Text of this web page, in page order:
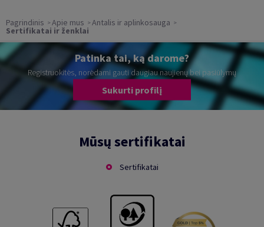
Pagrindinis Apie mus Antalis ir aplinkosauga
Sertifikatai ir ženklai
Patinka tai, ką darome?
Registruokitės, norėdami gauti daugiau naujienų bei pasiūlymų
Sukurti profilį
Mūsų sertifikatai
Sertifikatai